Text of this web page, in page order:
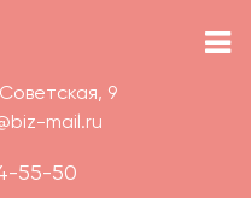
9
mail.ru
55-50